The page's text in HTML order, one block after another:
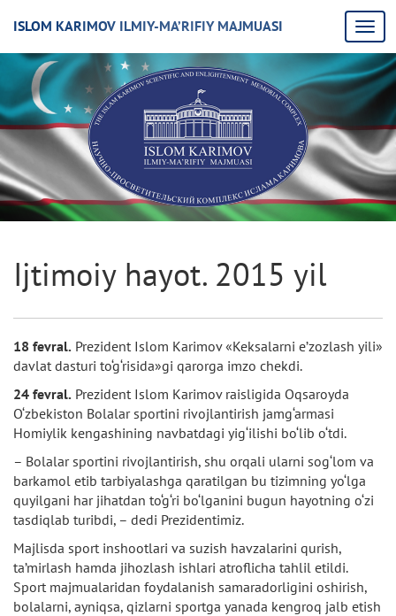
ISLOM KARIMOV ILMIY-MA’RIFIY MAJMUASI
Ijtimoiy hayot. 2015 yil
18 fevral. Prezident Islom Karimov «Keksalarni e’zozlash yili»
davlat dasturi to‘g‘risida»gi qarorga imzo chekdi.
24 fevral. Prezident Islom Karimov raisligida Oqsaroyda
O‘zbekiston Bolalar sportini rivojlantirish jamg‘armasi
Homiylik kengashining navbatdagi yig‘ilishi bo‘lib o‘tdi.
– Bolalar sportini rivojlantirish, shu orqali ularni sog‘lom va
barkamol etib tarbiyalashga qaratilgan bu tizimning yo‘lga
quyilgani har jihatdan to‘g‘ri bo‘lganini bugun hayotning o‘zi
tasdiqlab turibdi, – dedi Prezidentimiz.
Majlisda sport inshootlari va suzish havzalarini qurish,
ta’mirlash hamda jihozlash ishlari atroflicha tahlil etildi.
Sport majmualaridan foydalanish samaradorligini oshirish,
bolalarni, ayniqsa, qizlarni sportga yanada kengroq jalb etish